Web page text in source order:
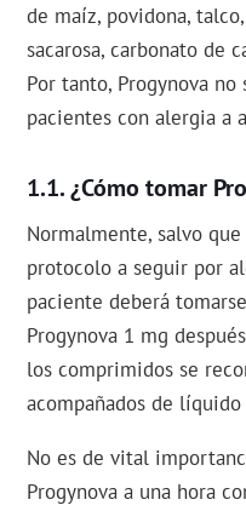
de maíz, povidona,
sacarosa, carbonato de
Por tanto, Progynova
pacientes con alergia a
¿Cómo tomar
Normalmente, salvo
protocolo a seguir por
paciente deberá
Progynova 1 mg
los comprimidos se
acompañados de
No es de vital
Progynova a una hora